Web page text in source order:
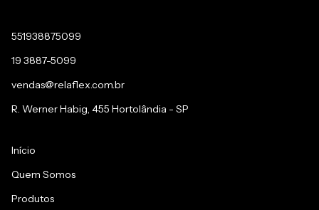
551938875099
19 3887-5099
vendas@relaflex.com.br
R. Werner Habig, 455 Hortolândia - SP
Início
Quem Somos
Produtos